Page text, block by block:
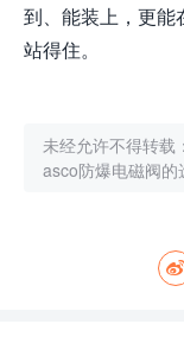
到、能装上，更能
站得住。
未经允许不得转载：
asco防爆电磁阀的